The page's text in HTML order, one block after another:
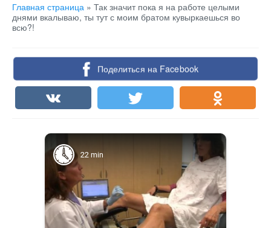
Главная страница » Так значит пока я на работе целыми
днями вкалываю, ты тут с моим братом кувыркаешься во
всю?!
Поделиться на Facebook
22 min